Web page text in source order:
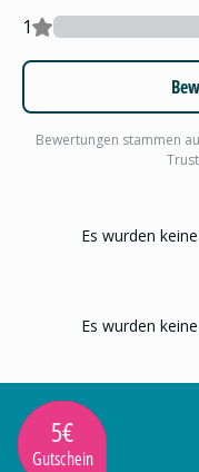
1
Bewertungen stammen
Es wurden
Es wurden
5€
Gutschein